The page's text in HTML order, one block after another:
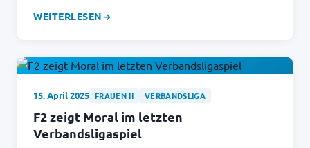
WEITERLESEN→
15. April 2025 FRAUEN II VERBANDSLIGA
F2 zeigt Moral im letzten
Verbandsligaspiel